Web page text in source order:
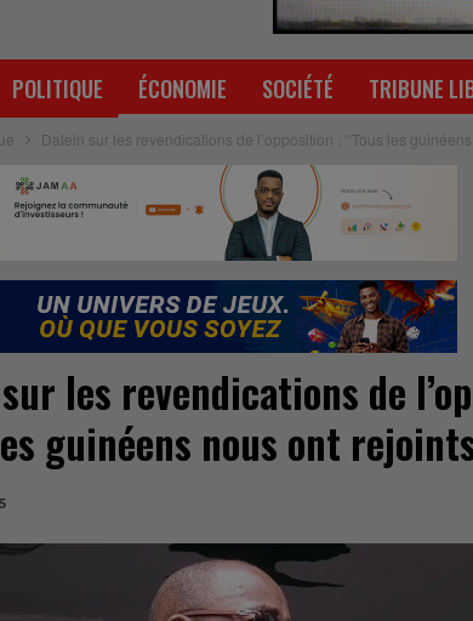
POLITIQUE ÉCONOMIE SOCIÉTÉ TRIBUNE
Dalein sur les revendications de l’opposition : ‘’Tous les
les revendications de
guinéens nous ont